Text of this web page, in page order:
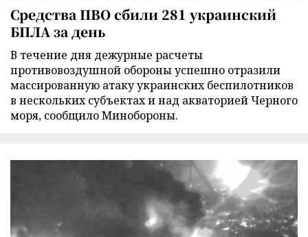
Средства ПВО сбили 281 украинский
БПЛА за день
В течение дня дежурные расчеты
противовоздушной обороны успешно отразили
массированную атаку украинских беспилотников
в нескольких субъектах и над акваторией Черного
моря, сообщило Минобороны.